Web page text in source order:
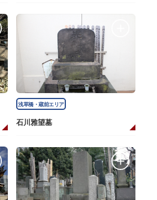
浅草橋・蔵前エリア
石川雅望墓